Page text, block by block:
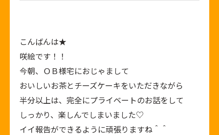
こんばんは★
咲絵です！！
今朝、ＯＢ様宅におじゃまして
おいしいお茶とチーズケーキをいただきながら
半分以上は、完全にプライベートのお話をして
しっかり、楽しんでしまいました♡
イイ報告ができるように頑張りますね＾＾